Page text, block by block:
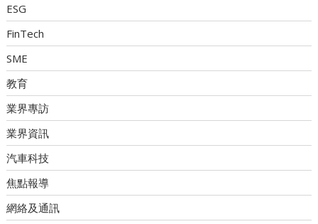
ESG
FinTech
SME
教育
業界專訪
業界資訊
汽車科技
焦點報導
網絡及通訊